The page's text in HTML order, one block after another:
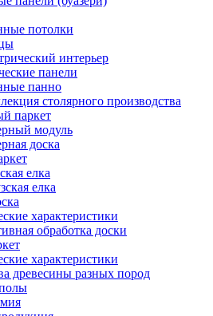
потолки
интерьер
панели
панно
столярного производства
паркет
модуль
доска
елка
елка
характеристики
обработка доски
характеристики
древесины разных пород